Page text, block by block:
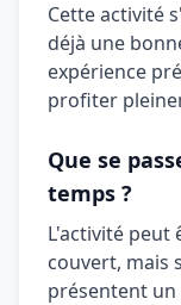
Cette activité
déjà une
expérience
profiter
Que se
temps ?
L'activité peut
couvert, mais
présentent